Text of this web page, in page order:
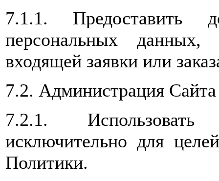
7.1.1. Предоставить
персональных данных,
входящей заявки или
7.2. Администрация Сайта
7.2.1.
исключительно для
Политики.